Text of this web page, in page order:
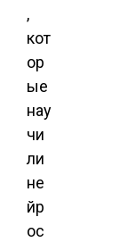
,
кот
ор
ые
нау
чи
ли
не
йр
ос